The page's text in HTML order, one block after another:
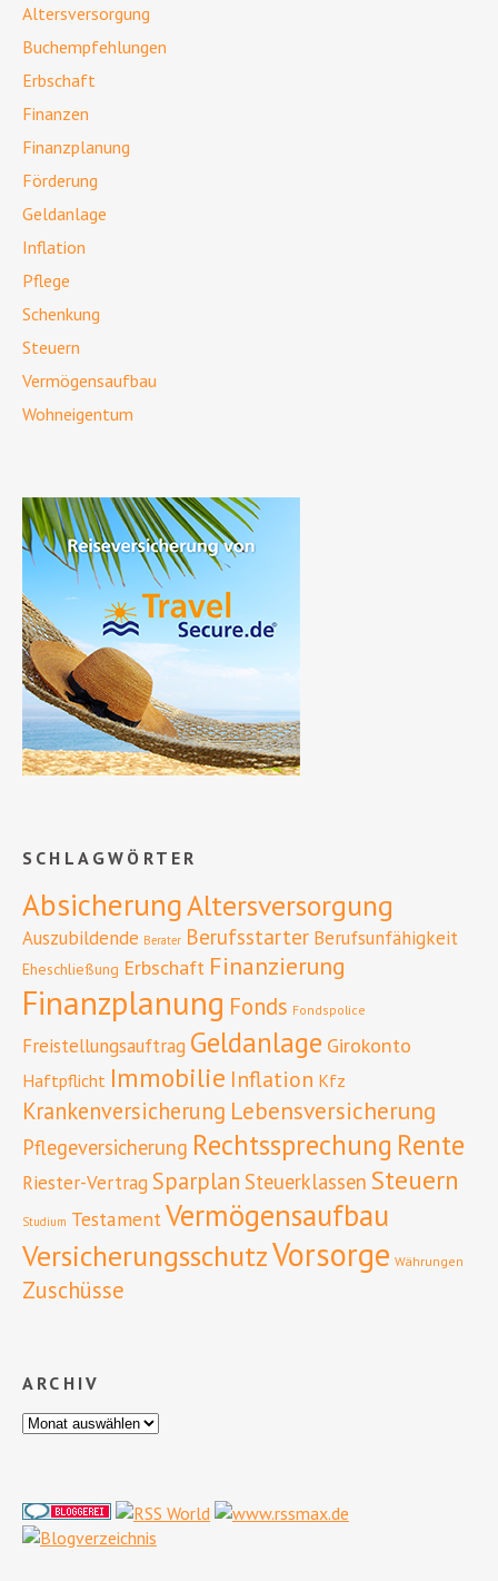
Altersversorgung
Buchempfehlungen
Erbschaft
Finanzen
Finanzplanung
Förderung
Geldanlage
Inflation
Pflege
Schenkung
Steuern
Vermögensaufbau
Wohneigentum
SCHLAGWÖRTER
AbsicherungAltersversorgung
Auszubildende Berater Berufsstarter Berufsunfähigkeit
Eheschließung Erbschaft Finanzierung
Finanzplanung Fonds Fondspolice
Freistellungsauftrag Geldanlage Girokonto
Haftpflicht Immobilie Inflation Kfz
Krankenversicherung Lebensversicherung
Pflegeversicherung Rechtssprechung Rente
Riester-Vertrag Sparplan Steuerklassen Steuern
Studium TestamentVermögensaufbau
VersicherungsschutzVorsorge Währungen
Zuschüsse
ARCHIV